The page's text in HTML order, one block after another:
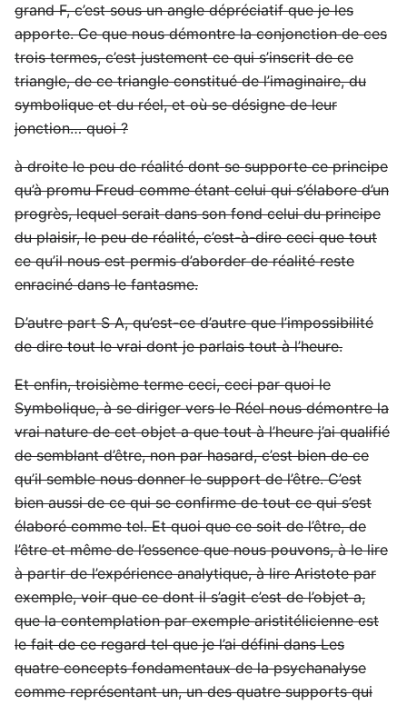
grand F, c’est sous un angle dépréciatif que je les
apporte. Ce que nous démontre la conjonction de ces
trois termes, c’est justement ce qui s’inscrit de ce
triangle, de ce triangle constitué de l’imaginaire, du
symbolique et du réel, et où se désigne de leur
jonction… quoi ?
à droite le peu de réalité dont se supporte ce principe
qu’à promu Freud comme étant celui qui s’élabore d’un
progrès, lequel serait dans son fond celui du principe
du plaisir, le peu de réalité, c’est-à-dire ceci que tout
ce qu’il nous est permis d’aborder de réalité reste
enraciné dans le fantasme.
D’autre part S A, qu’est-ce d’autre que l’impossibilité
de dire tout le vrai dont je parlais tout à l’heure.
Et enfin, troisième terme ceci, ceci par quoi le
Symbolique, à se diriger vers le Réel nous démontre la
vrai nature de cet objet a que tout à l’heure j’ai qualifié
de semblant d’être, non par hasard, c’est bien de ce
qu’il semble nous donner le support de l’être. C’est
bien aussi de ce qui se confirme de tout ce qui s’est
élaboré comme tel. Et quoi que ce soit de l’être, de
l’être et même de l’essence que nous pouvons, à le lire
à partir de l’expérience analytique, à lire Aristote par
exemple, voir que ce dont il s’agit c’est de l’objet a,
que la contemplation par exemple aristitélicienne est
le fait de ce regard tel que je l’ai défini dans Les
quatre concepts fondamentaux de la psychanalyse
comme représentant un, un des quatre supports qui